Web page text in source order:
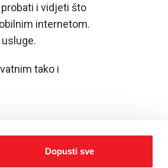
Dopusti sve
i vidjeti što
internetom.
tako i